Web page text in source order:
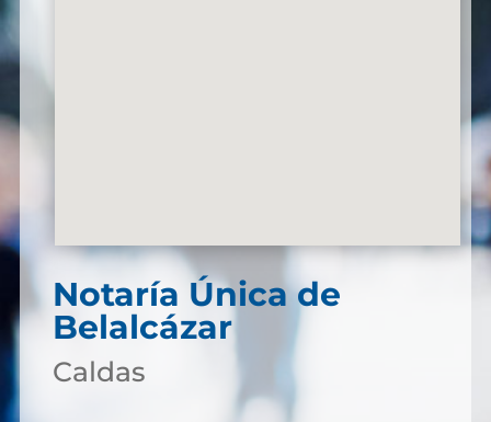
Notaría Única de
Belalcázar
Caldas